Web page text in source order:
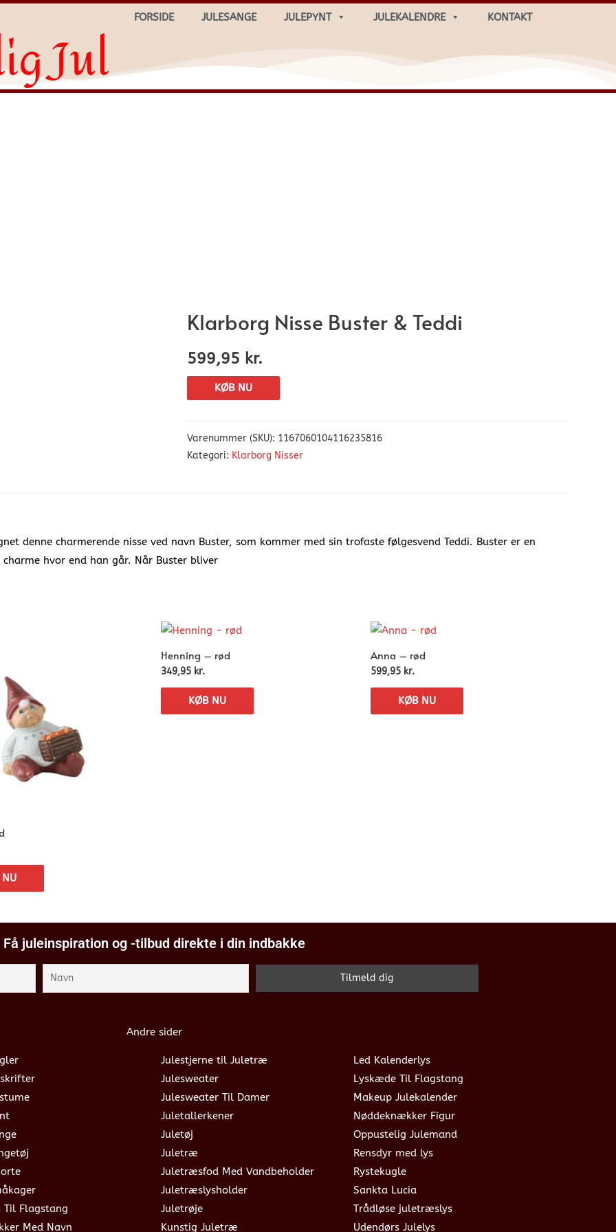
FORSIDE JULESANGE JULEPYNT JULEKALENDRE KONTAKT
Jul
Klarborg Nisse Buster & Teddi
599,95 kr.
KØB NU
Varenummer (SKU): 1167060104116235816
Kategori: Klarborg Nisser
denne charmerende nisse ved navn Buster, som kommer med sin trofaste følgesvend Teddi. Buster er en
hvor end han går. Når Buster bliver
Henning – rød
349,95 kr.
KØB NU
Anna – rød
599,95 kr.
KØB NU
Få juleinspiration og -tilbud direkte i din indbakke
Andre sider
Til Flagstang
Med Navn
Julestjerne til Juletræ
Julesweater
Julesweater Til Damer
Juletallerkener
Juletøj
Juletræ
Juletræsfod Med Vandbeholder
Juletræslysholder
Juletrøje
Kunstig Juletræ
Led Kalenderlys
Lyskæde Til Flagstang
Makeup Julekalender
Nøddeknækker Figur
Oppustelig Julemand
Rensdyr med lys
Rystekugle
Sankta Lucia
Trådløse juletræslys
Udendørs Julelys